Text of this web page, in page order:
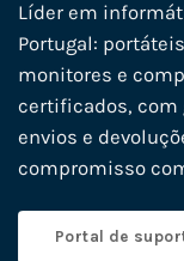
Líder em
Portugal:
monitores e
certificados, com
envios e
compromisso
Portal de